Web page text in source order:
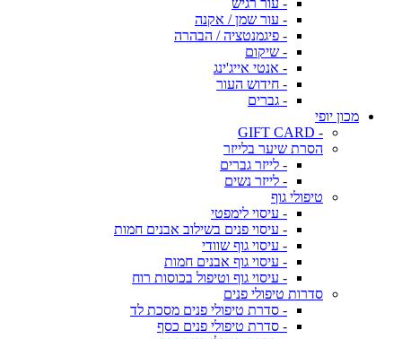
- עור רגיש
- עור שמן / אקנה
- פיגמנטציה / הבהרה
- שיקום
- אנטי אייג'ינג
- חידוש העור
- גברים
מכון יופי
- GIFT CARD
הסרת שיער בלייזר
- לייזר גברים
- לייזר נשים
טיפולי גוף
- עיסוי לימפטי
- עיסוי פנים בשילוב אבנים חמות
- עיסוי גוף שוודי
- עיסוי גוף אבנים חמות
- עיסוי גוף וטיפול בכוסות רוח
סדרות טיפולי פנים
- סדרת טיפולי פנים מסכת לד
- סדרת טיפולי פנים כסף